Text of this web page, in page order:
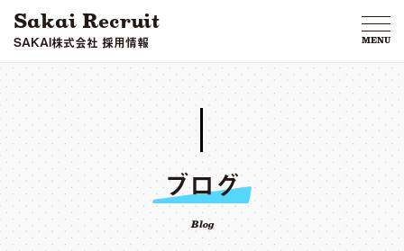
Sakai Recruit
SAKAI株式会社 採用情報 MENU
ブログ
Blog